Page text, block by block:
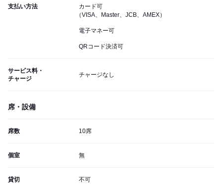
支払い方法
カード可
（VISA、Master、JCB、AMEX）
電子マネー可
QRコード決済可
サービス料・
チャージ
チャージなし
席・設備
席数 10席
個室 無
貸切 不可